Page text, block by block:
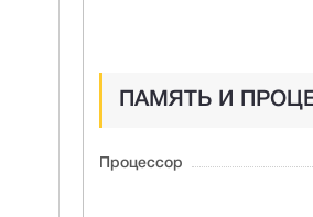
ПАМЯТЬ И
Процессор